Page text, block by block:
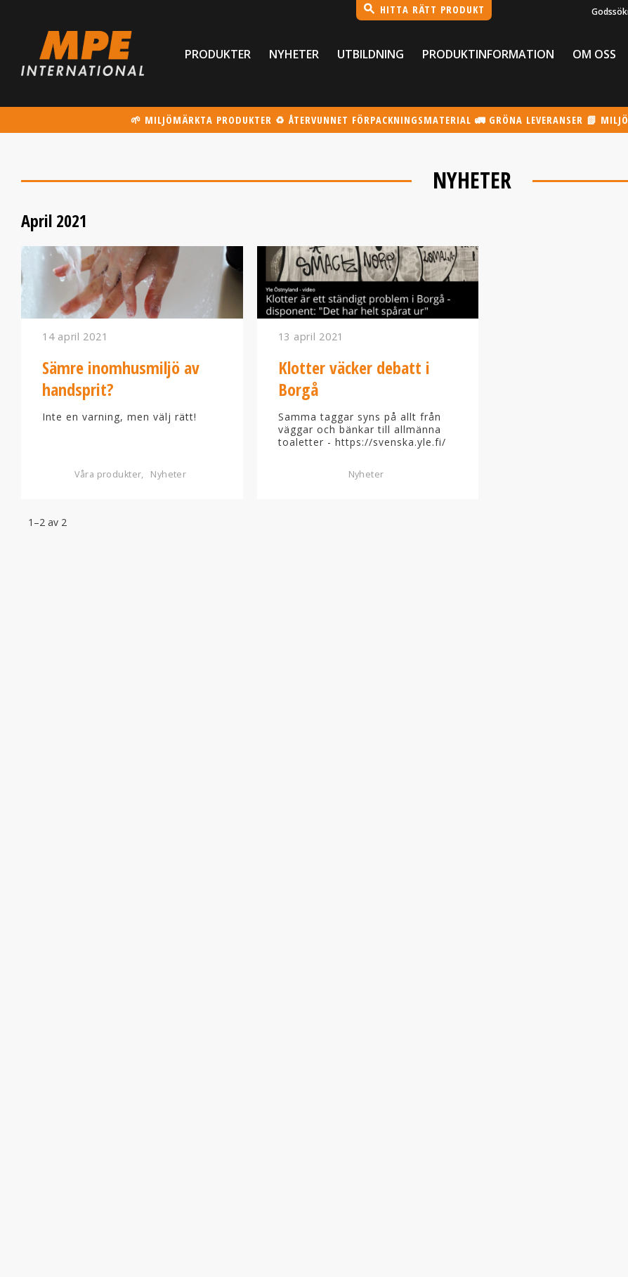
HITTA RÄTT PRODUKT
PRODUKTER NYHETER UTBILDNING PRODUKTINFORMATION OM OSS
🌱 MILJÖMÄRKTA PRODUKTER ♻️ ÅTERVUNNET FÖRPACKNINGSMATERIAL 🚛 GRÖNA LEVERANSER 📗
NYHETER
April 2021
14 april 2021
Sämre inomhusmiljö av
handsprit?
Inte en varning, men välj rätt!
Våra produkter Nyheter
13 april 2021
Klotter väcker debatt i
Borgå
Samma taggar syns på allt från
väggar och bänkar till allmänna
toaletter - https://svenska.yle.fi/
Nyheter
1–2 av 2